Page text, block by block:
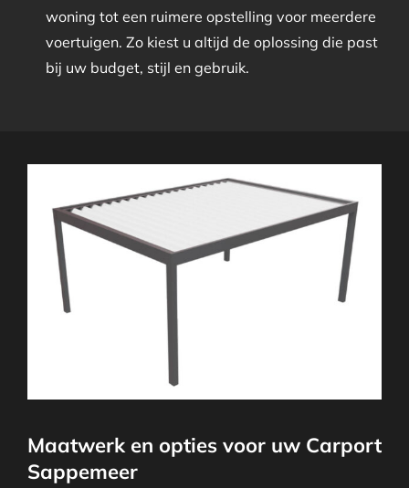
woning tot een ruimere opstelling voor meerdere
voertuigen. Zo kiest u altijd de oplossing die past
bij uw budget, stijl en gebruik.
Maatwerk en opties voor uw Carport
Sappemeer